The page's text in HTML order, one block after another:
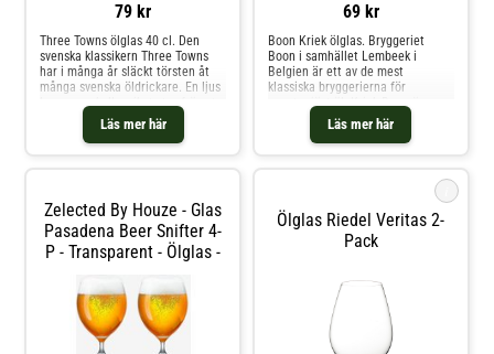
79 kr
Läs mer här
Three Towns ölglas 40 cl. Den
svenska klassikern Three Towns
har i många år släckt törsten åt
många svenska öldrickare. En ljus
lager som hyllar rikets tre främsta
städer. Detta ölglas har en typisk
stram design, med TT loggan
tryckt på framsidan. Självklart
69 kr
Läs mer här
Boon Kriek ölglas. Bryggeriet
Boon i samhället Lembeek i
Belgien är ett av de mest
klassiska bryggerierna för
spontanjäst öl. Kriek Boon är en
så kallad Lambic som har
smaksatts med syrliga körsbär.
Detta ölglas har Boon Kriek tryckt
Zelected By Houze - Glas
Pasadena Beer Snifter 4-
P - Transparent - Ölglas -
Ölglas Riedel Veritas 2-
Pack